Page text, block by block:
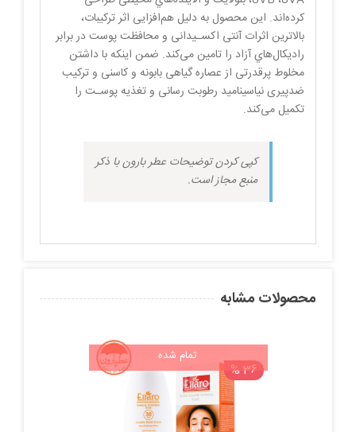
کرده‌اند. این محصول به دلیل هم‌افزایی اثر ترکیبات،
بالاترین اثرات آنتی اکسـیدانی و محافظت پوست در برابر
رادیکال‌هاي آزاد را تامین می‌کند. ضمن اینکه با داشتن
مخلوط پرقدرتی از عصاره گیاهی بابونه و کاسنى و ترکیب
ضدپیرى نیاسینامید رطوبت رسانی و تغذیه پوسـت را
تکمیل می‌کند.
کپی کردن توضیحات عطر بارون با ذکر
منبع مجاز است.
محصولات مشابه
36 %
تمام شده